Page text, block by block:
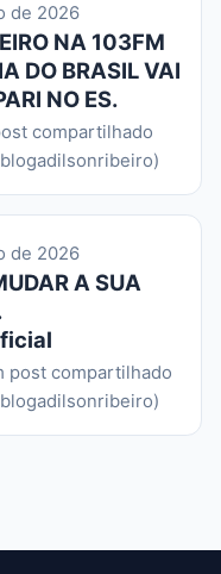
de 2026
NA 103FM
DO BRASIL VAI
NO ES.
compartilhado
de 2026
A SUA
post compartilhado